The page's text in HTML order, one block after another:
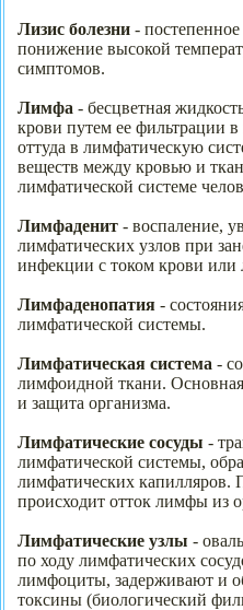
Лизис болезни -
понижение высокой
симптомов.
Лимфа - бесцветная
крови путем ее фильтрации
оттуда в лимфатическую
веществ между кровью и
лимфатической системе
Лимфаденит - воспаление,
лимфатических узлов при
инфекции с током крови
Лимфаденопатия -
лимфатической системы.
Лимфатическая система -
лимфоидной ткани.
и защита организма.
Лимфатические сосуды -
лимфатической системы,
лимфатических капилляров.
происходит отток лимфы из
Лимфатические узлы -
по ходу лимфатических
лимфоциты, задерживают и
токсины (биологический